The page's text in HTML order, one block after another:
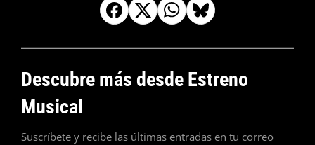
Descubre más desde Estreno
Musical
Suscríbete y recibe las últimas entradas en tu correo